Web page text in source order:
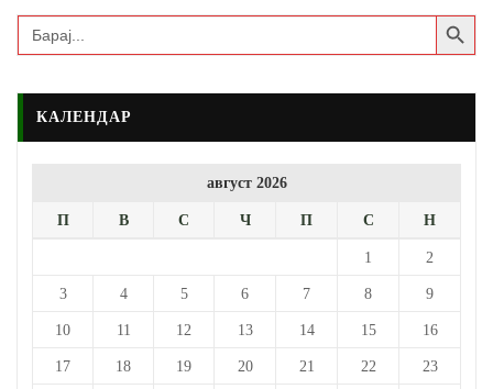
Search
for:
Search Button
КАЛЕНДАР
август 2026
П В С Ч П С Н
1 2
3 4 5 6 7 8 9
10 11 12 13 14 15 16
17 18 19 20 21 22 23